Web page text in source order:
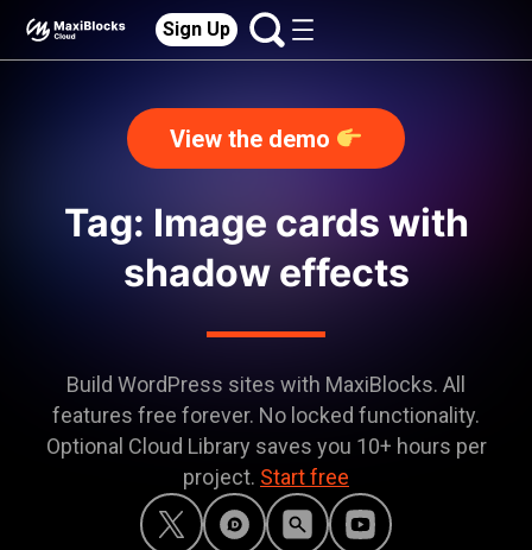
Sign Up
View the demo
Tag: Image cards with
shadow effects
Build WordPress sites with MaxiBlocks. All
features free forever. No locked functionality.
Optional Cloud Library saves you 10+ hours per
project. Start free